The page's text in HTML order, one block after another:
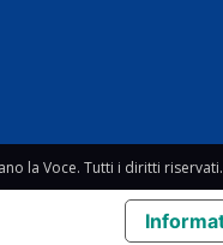
la Voce. Tutti i diritti riservati.